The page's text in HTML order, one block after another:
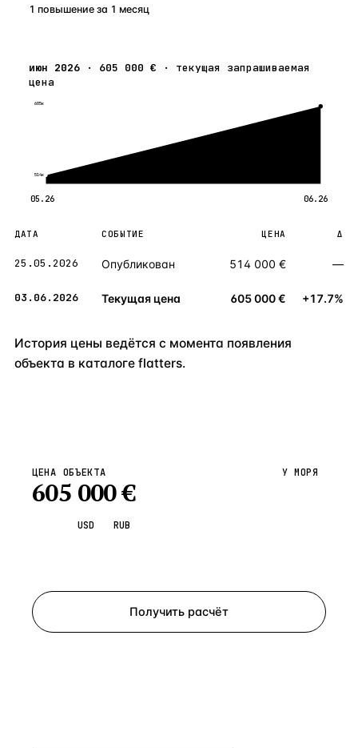
1 повышение за 1 месяц
июн 2026 · 605 000 € · текущая запрашиваемая
цена
605к
514к
05.26 06.26
ДАТА СОБЫТИЕ ЦЕНА Δ
25.05.2026 Опубликован 514 000 € —
03.06.2026 Текущая цена 605 000 € +17.7%
История цены ведётся с момента появления
объекта в каталоге flatters.
ЦЕНА ОБЪЕКТА
605 000€
У МОРЯ
USD RUB
Получить расчёт